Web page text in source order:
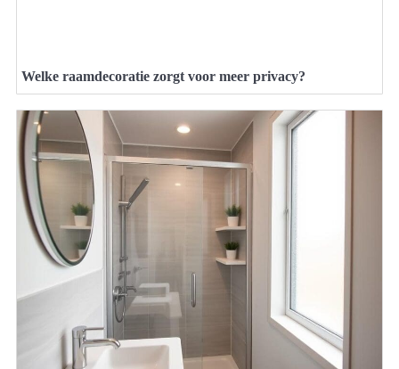
Welke raamdecoratie zorgt voor meer privacy?